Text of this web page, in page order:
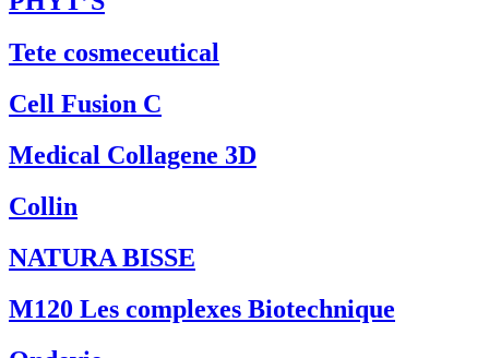
Tete cosmeceutical
Cell Fusion C
Medical Collagene 3D
Collin
NATURA BISSE
M120 Les complexes Biotechnique